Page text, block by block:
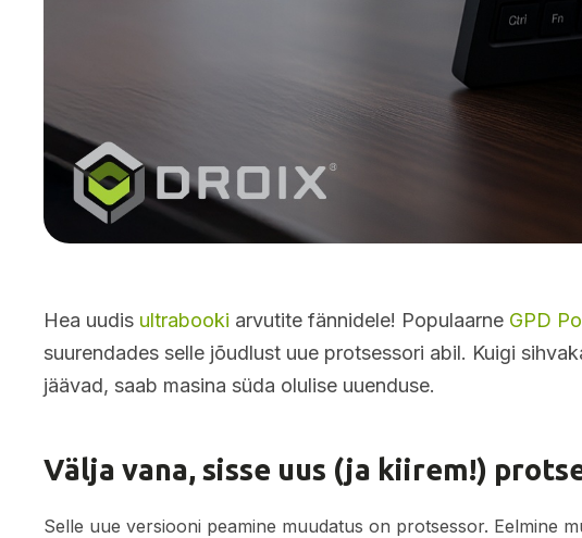
Hea uudis ultrabooki arvutite fännidele! Populaarne GPD
suurendades selle jõudlust uue protsessori abil. Kuigi
jäävad, saab masina süda olulise uuenduse.
Välja vana, sisse uus (ja kiirem!)
Selle uue versiooni peamine muudatus on protsessor. Eelmine